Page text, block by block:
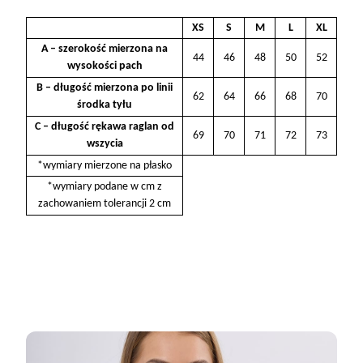
XS S M L
XL
A – szerokość mierzona na
wysokości pach
44 46 48 50 52
B – długość mierzona po linii
środka tyłu
62 64 66 68 70
C – długość rękawa raglan od
wszycia
69 70 71 72 73
*wymiary mierzone na płasko
*wymiary podane w cm z
zachowaniem tolerancji 2 cm